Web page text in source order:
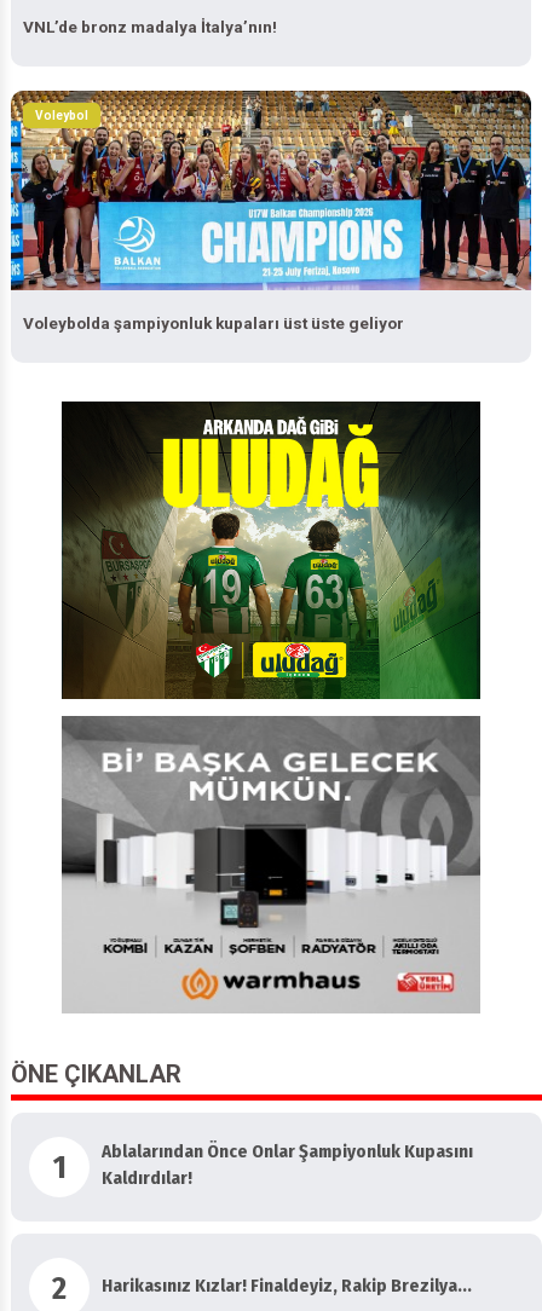
VNL’de bronz madalya İtalya’nın!
Voleybol
Voleybolda şampiyonluk kupaları üst üste geliyor
ÖNE ÇIKANLAR
1
Ablalarından Önce Onlar Şampiyonluk Kupasını
Kaldırdılar!
2 Harikasınız Kızlar! Finaldeyiz, Rakip Brezilya...